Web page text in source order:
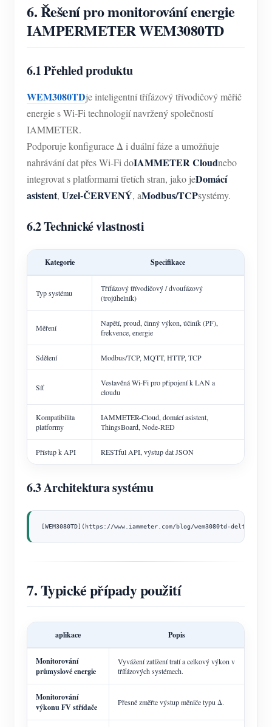
6. Řešení pro monitorování energie
IAMPERMETER WEM3080TD
6.1 Přehled produktu
WEM3080TDje inteligentní třífázový třívodičový měřič
energie s Wi-Fi technologií navržený společností
IAMMETER.
Podporuje konfigurace Δ i duální fáze a umožňuje
nahrávání dat přes Wi-Fi doIAMMETER Cloudnebo
integrovat s platformami třetích stran, jako jeDomácí
asistent, Uzel-ČERVENÝ, aModbus/TCPsystémy.
6.2 Technické vlastnosti
Kategorie Specifikace
Typ systému
Třífázový třívodičový / dvoufázový
(trojúhelník)
Měření
Napětí, proud, činný výkon, účiník (PF),
frekvence, energie
Sdělení Modbus/TCP, MQTT, HTTP, TCP
Síť
Vestavěná Wi-Fi pro připojení k LAN a
cloudu
Kompatibilita
platformy
IAMMETER-Cloud, domácí asistent,
ThingsBoard, Node-RED
Přístup k API RESTful API, výstup dat JSON
6.3 Architektura systému
[WEM3080TD](https://www.iammeter.com/blog/wem3080td-delta-
7. Typické případy použití
aplikace Popis
Monitorování
průmyslové energie
Vyvážení zatížení tratí a celkový výkon v
třífázových systémech.
Monitorování
výkonu FV střídače
Přesně změřte výstup měniče typu Δ.